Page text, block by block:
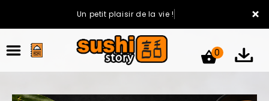
×
Un petit plaisir de la vie !
0